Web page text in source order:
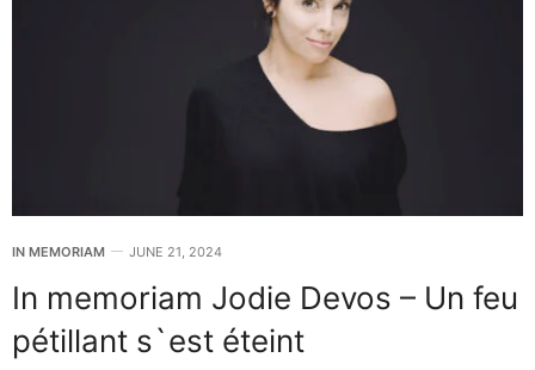
IN MEMORIAM JUNE 21, 2024
In memoriam Jodie Devos – Un feu
pétillant s`est éteint